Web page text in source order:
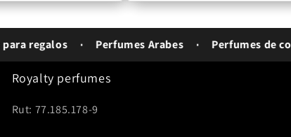
regalos Perfumes Arabes Perfumes de
Royalty perfumes
Rut: 77.185.178-9